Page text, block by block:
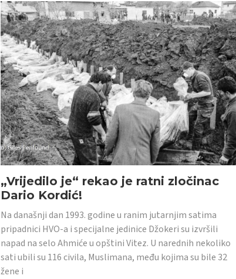
„Vrijedilo je“ rekao je ratni zločinac
Dario Kordić!
Na današnji dan 1993. godine u ranim jutarnjim satima
pripadnici HVO-a i specijalne jedinice Džokeri su izvršili
napad na selo Ahmiće u opštini Vitez. U narednih nekoliko
sati ubili su 116 civila, Muslimana, među kojima su bile 32
žene i